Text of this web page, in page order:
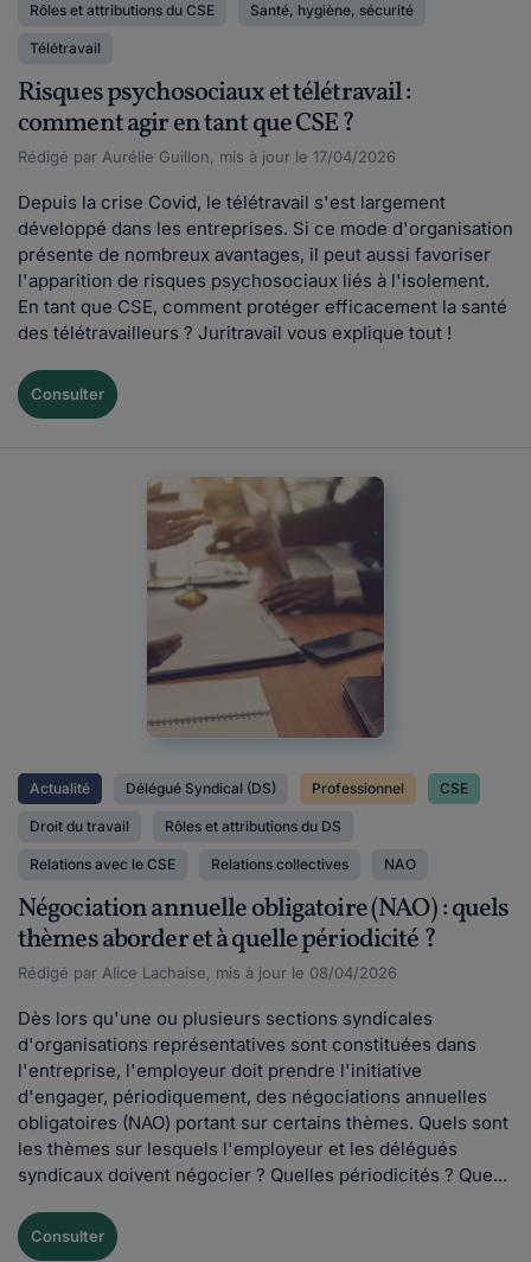
Rôles et attributions du CSE Santé, hygiène, sécurité
Télétravail
Risques psychosociaux et télétravail :
comment agir en tant que CSE ?
Rédigé par Aurélie Guillon, mis à jour le 17/04/2026
Depuis la crise Covid, le télétravail s'est largement
développé dans les entreprises. Si ce mode d'organisation
présente de nombreux avantages, il peut aussi favoriser
l'apparition de risques psychosociaux liés à l'isolement.
En tant que CSE, comment protéger efficacement la santé
des télétravailleurs ? Juritravail vous explique tout !
Consulter
Actualité Délégué Syndical (DS) Professionnel CSE
Droit du travail Rôles et attributions du DS
Relations avec le CSE Relations collectives NAO
Négociation annuelle obligatoire (NAO) : quels
thèmes aborder et à quelle périodicité ?
Rédigé par Alice Lachaise, mis à jour le 08/04/2026
Dès lors qu'une ou plusieurs sections syndicales
d'organisations représentatives sont constituées dans
l'entreprise, l'employeur doit prendre l'initiative
d'engager, périodiquement, des négociations annuelles
obligatoires (NAO) portant sur certains thèmes. Quels sont
les thèmes sur lesquels l'employeur et les délégués
syndicaux doivent négocier ? Quelles périodicités ? Que...
Consulter